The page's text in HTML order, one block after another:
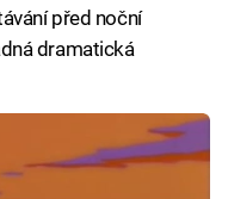
před noční
dramatická